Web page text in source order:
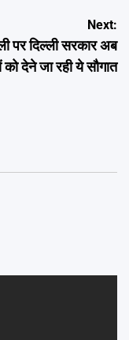
Next:
पर दिल्ली सरकार अब
को देने जा रही ये सौगात